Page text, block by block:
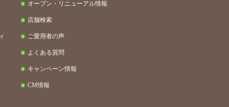
オープン・リニューアル情報
店舗検索
ご愛用者の声
よくある質問
キャンペーン情報
CM情報